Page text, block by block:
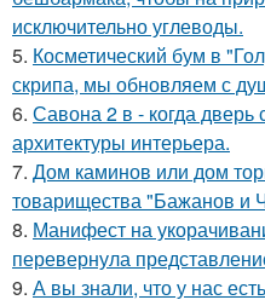
исключительно углеводы.
5. Косметический бум в
скрипа, мы обновляем с
6. Савона 2 в - когда дверь
архитектуры интерьера.
7. Дом каминов или дом
товарищества "Бажанов и
8. Манифест на
перевернула
9. А вы знали, что у нас